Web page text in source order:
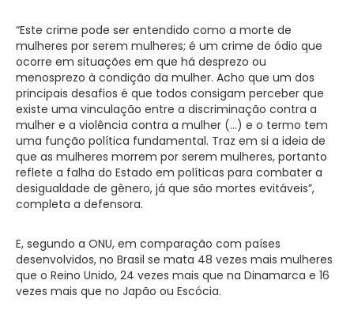
“Este crime pode ser entendido como a morte de
mulheres por serem mulheres; é um crime de ódio que
ocorre em situações em que há desprezo ou
menosprezo à condição da mulher. Acho que um dos
principais desafios é que todos consigam perceber que
existe uma vinculação entre a discriminação contra a
mulher e a violência contra a mulher (…) e o termo tem
uma função política fundamental. Traz em si a ideia de
que as mulheres morrem por serem mulheres, portanto
reflete a falha do Estado em políticas para combater a
desigualdade de gênero, já que são mortes evitáveis”,
completa a defensora.
E, segundo a ONU, em comparação com países
desenvolvidos, no Brasil se mata 48 vezes mais mulheres
que o Reino Unido, 24 vezes mais que na Dinamarca e 16
vezes mais que no Japão ou Escócia.